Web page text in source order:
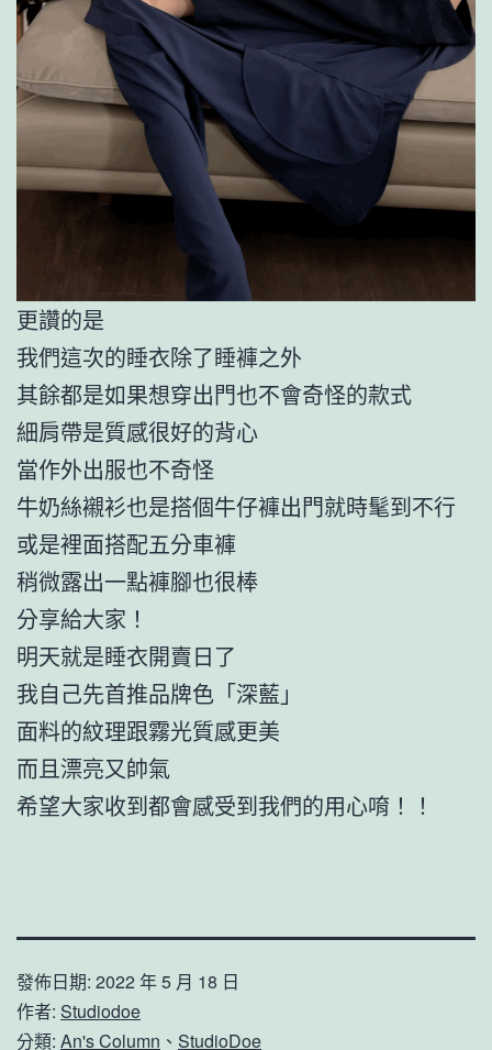
更讚的是
我們這次的睡衣除了睡褲之外
其餘都是如果想穿出門也不會奇怪的款式
細肩帶是質感很好的背心
當作外出服也不奇怪
牛奶絲襯衫也是搭個牛仔褲出門就時髦到不行
或是裡面搭配五分車褲
稍微露出一點褲腳也很棒
分享給大家！
明天就是睡衣開賣日了
我自己先首推品牌色「深藍」
面料的紋理跟霧光質感更美
而且漂亮又帥氣
希望大家收到都會感受到我們的用心唷！！
發佈日期: 2022 年 5 月 18 日
作者: Studiodoe
分類: An's Column 、 StudioDoe